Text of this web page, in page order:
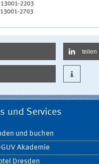
13001-2203
2703
teilen
und Services
und buchen
Akademie
Dresden